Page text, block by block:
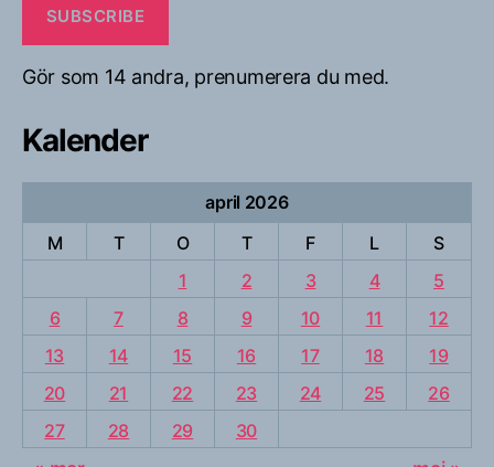
SUBSCRIBE
Gör som 14 andra, prenumerera du med.
Kalender
april 2026
M
T O T F L
S
1
2 3 4
5
6
7 8 9 10 11
12
13
14 15 16 17 18
19
20
21 22 23 24 25
26
27
28 29 30